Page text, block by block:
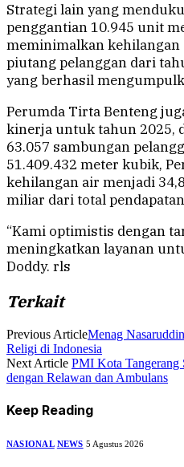
Strategi lain yang
penggantian 10.945 unit
meminimalkan kehilangan
piutang pelanggan dari
yang berhasil
Perumda Tirta Benteng
kinerja untuk tahun 2025,
63.057 sambungan
51.409.432 meter kubik,
kehilangan air menjadi
miliar dari total
“Kami optimistis dengan
meningkatkan layanan
Doddy. rls
Terkait
Previous ArticleMenag
Religi di Indonesia
Next Article PMI Kota Tangerang
dengan Relawan dan Ambulans
Keep Reading
NASIONAL NEWS 5 Agustus 2026